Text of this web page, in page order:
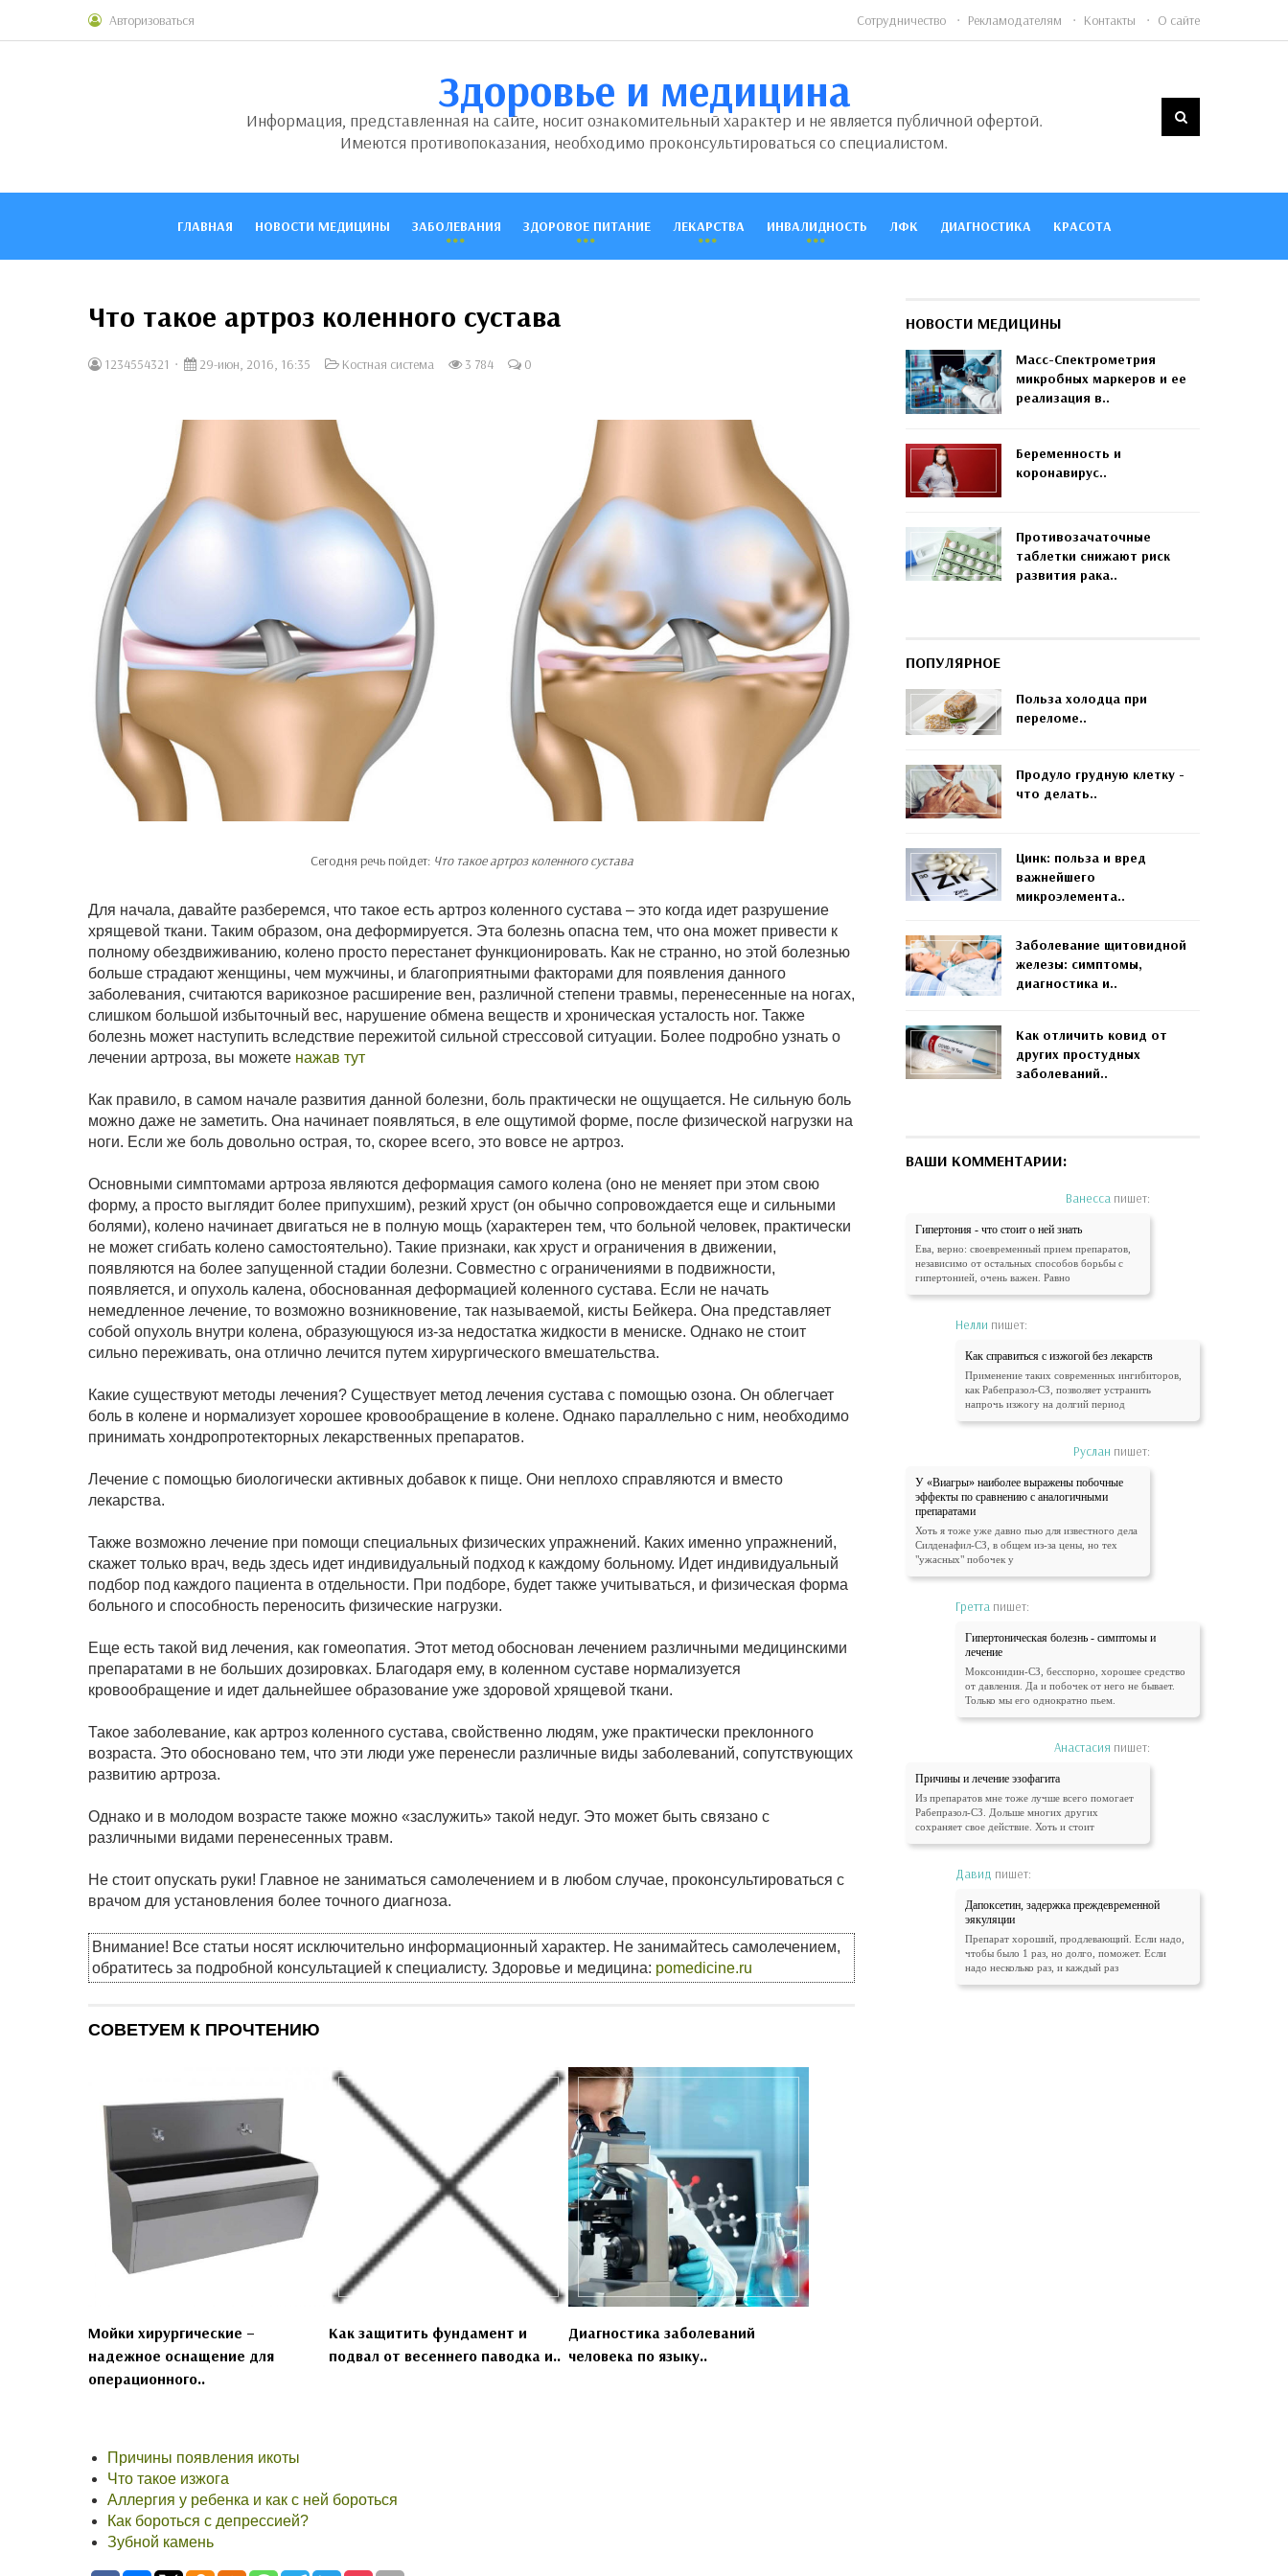
Авторизоваться Сотрудничество Рекламодателям Контакты О сайте
Здоровье и медицина
Информация, представленная на сайте, носит ознакомительный характер и не является публичной офертой.
Имеются противопоказания, необходимо проконсультироваться со специалистом.
ГЛАВНАЯ НОВОСТИ МЕДИЦИНЫ ЗАБОЛЕВАНИЯ ЗДОРОВОЕ ПИТАНИЕ ЛЕКАРСТВА ИНВАЛИДНОСТЬ ЛФК ДИАГНОСТИКА КРАСОТА
Что такое артроз коленного сустава
1234554321 29-июн, 2016, 16:35 Костная система 3 784 0
Сегодня речь пойдет: Что такое артроз коленного сустава
Для начала, давайте разберемся, что такое есть артроз коленного сустава – это когда идет разрушение
хрящевой ткани. Таким образом, она деформируется. Эта болезнь опасна тем, что она может привести к
полному обездвиживанию, колено просто перестанет функционировать. Как не странно, но этой болезнью
больше страдают женщины, чем мужчины, и благоприятными факторами для появления данного
заболевания, считаются варикозное расширение вен, различной степени травмы, перенесенные на ногах,
слишком большой избыточный вес, нарушение обмена веществ и хроническая усталость ног. Также
болезнь может наступить вследствие пережитой сильной стрессовой ситуации. Более подробно узнать о
лечении артроза, вы можете нажав тут
Как правило, в самом начале развития данной болезни, боль практически не ощущается. Не сильную боль
можно даже не заметить. Она начинает появляться, в еле ощутимой форме, после физической нагрузки на
ноги. Если же боль довольно острая, то, скорее всего, это вовсе не артроз.
Основными симптомами артроза являются деформация самого колена (оно не меняет при этом свою
форму, а просто выглядит более припухшим), резкий хруст (он обычно сопровождается еще и сильными
болями), колено начинает двигаться не в полную мощь (характерен тем, что больной человек, практически
не может сгибать колено самостоятельно). Такие признаки, как хруст и ограничения в движении,
появляются на более запущенной стадии болезни. Совместно с ограничениями в подвижности,
появляется, и опухоль калена, обоснованная деформацией коленного сустава. Если не начать
немедленное лечение, то возможно возникновение, так называемой, кисты Бейкера. Она представляет
собой опухоль внутри колена, образующуюся из-за недостатка жидкости в мениске. Однако не стоит
сильно переживать, она отлично лечится путем хирургического вмешательства.
Какие существуют методы лечения? Существует метод лечения сустава с помощью озона. Он облегчает
боль в колене и нормализует хорошее кровообращение в колене. Однако параллельно с ним, необходимо
принимать хондропротекторных лекарственных препаратов.
Лечение с помощью биологически активных добавок к пище. Они неплохо справляются и вместо
лекарства.
Также возможно лечение при помощи специальных физических упражнений. Каких именно упражнений,
скажет только врач, ведь здесь идет индивидуальный подход к каждому больному. Идет индивидуальный
подбор под каждого пациента в отдельности. При подборе, будет также учитываться, и физическая форма
больного и способность переносить физические нагрузки.
Еще есть такой вид лечения, как гомеопатия. Этот метод обоснован лечением различными медицинскими
препаратами в не больших дозировках. Благодаря ему, в коленном суставе нормализуется
кровообращение и идет дальнейшее образование уже здоровой хрящевой ткани.
Такое заболевание, как артроз коленного сустава, свойственно людям, уже практически преклонного
возраста. Это обосновано тем, что эти люди уже перенесли различные виды заболеваний, сопутствующих
развитию артроза.
Однако и в молодом возрасте также можно «заслужить» такой недуг. Это может быть связано с
различными видами перенесенных травм.
Не стоит опускать руки! Главное не заниматься самолечением и в любом случае, проконсультироваться с
врачом для установления более точного диагноза.
Внимание! Все статьи носят исключительно информационный характер. Не занимайтесь самолечением,
обратитесь за подробной консультацией к специалисту. Здоровье и медицина: pomedicine.ru
СОВЕТУЕМ К ПРОЧТЕНИЮ
Мойки хирургические –
надежное оснащение для
операционного..
Как защитить фундамент и
подвал от весеннего паводка и..
Диагностика заболеваний
человека по языку..
Причины появления икоты
Что такое изжога
Аллергия у ребенка и как с ней бороться
Как бороться с депрессией?
Зубной камень
НОВОСТИ МЕДИЦИНЫ
Масс-Спектрометрия
микробных маркеров и ее
реализация в..
Беременность и
коронавирус..
Противозачаточные
таблетки снижают риск
развития рака..
ПОПУЛЯРНОЕ
Польза холодца при
переломе..
Продуло грудную клетку -
что делать..
Цинк: польза и вред
важнейшего
микроэлемента..
Заболевание щитовидной
железы: симптомы,
диагностика и..
Как отличить ковид от
других простудных
заболеваний..
ВАШИ КОММЕНТАРИИ:
Ванесса пишет:
Гипертония - что стоит о ней знать
Ева, верно: своевременный прием препаратов,
независимо от остальных способов борьбы с
гипертонией, очень важен. Равно
Нелли пишет:
Как справиться с изжогой без лекарств
Применение таких современных ингибиторов,
как Рабепразол-СЗ, позволяет устранить
напрочь изжогу на долгий период
Руслан пишет:
У «Виагры» наиболее выражены побочные
эффекты по сравнению с аналогичными
препаратами
Хоть я тоже уже давно пью для известного дела
Силденафил-СЗ, в общем из-за цены, но тех
"ужасных" побочек у
Гретта пишет:
Гипертоническая болезнь - симптомы и
лечение
Моксонидин-СЗ, бесспорно, хорошее средство
от давления. Да и побочек от него не бывает.
Только мы его однократно пьем.
Анастасия пишет:
Причины и лечение эзофагита
Из препаратов мне тоже лучше всего помогает
Рабепразол-СЗ. Дольше многих других
сохраняет свое действие. Хоть и стоит
Давид пишет:
Дапоксетин, задержка преждевременной
эякуляции
Препарат хороший, продлевающий. Если надо,
чтобы было 1 раз, но долго, поможет. Если
надо несколько раз, и каждый раз